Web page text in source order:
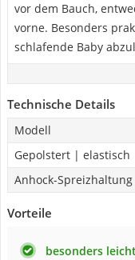
vor dem Bauch,
vorne. Besonders
schlafende Baby
Technische Details
Modell
Gepolstert | elastisch
Anhock-Spreizhaltung
Vorteile
besonders